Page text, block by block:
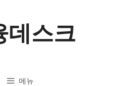
데스크
메뉴